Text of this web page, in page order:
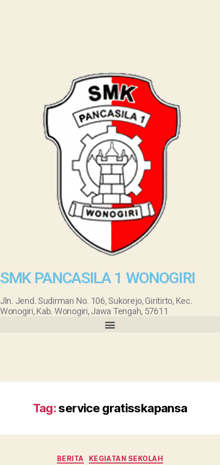
SMK PANCASILA 1 WONOGIRI
Jln. Jend. Sudirman No. 106, Sukorejo, Giritirto, Kec.
Wonogiri, Kab. Wonogiri, Jawa Tengah, 57611
Tag:service gratisskapansa
BERITA
KEGIATAN SEKOLAH